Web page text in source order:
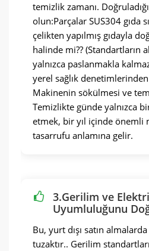
temizlik zamanı.
olun:Parçalar SUS304 gıda
çelikten yapılmış gıdayla
halinde mi?? (Standartların
yalnızca paslanmakla
yerel sağlık
Makinenin sökülmesi ve
Temizlikte günde yalnızca
etmek, bir yıl içinde önemli
tasarrufu anlamına gelir.
3.Gerilim ve
Uyumluluğunu
Bu, yurt dışı satın almalarda
tuzaktır.. Gerilim